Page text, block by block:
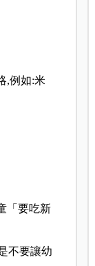
,例如:米
「要吃新
不要讓幼